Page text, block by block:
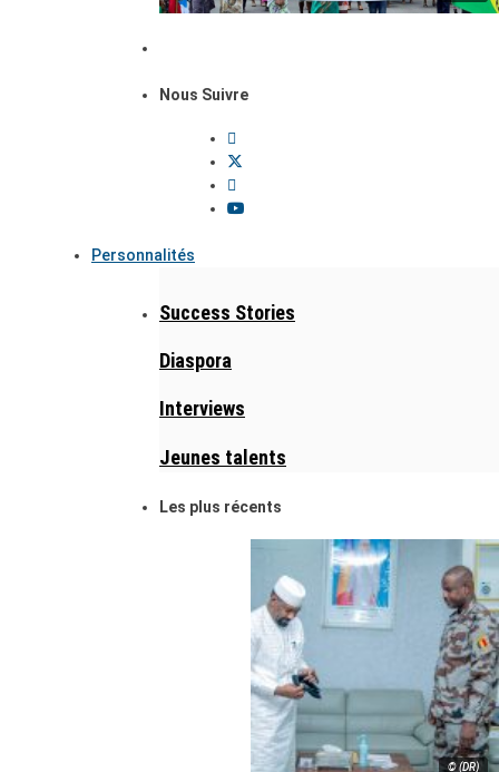
Nous Suivre
Personnalités
Success Stories
Diaspora
Interviews
Jeunes talents
Les plus récents
© (DR)